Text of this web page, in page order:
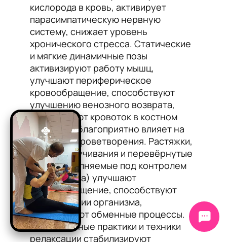
кислорода в кровь, активирует
парасимпатическую нервную
систему, снижает уровень
хронического стресса. Статические
и мягкие динамичные позы
активизируют работу мышц,
улучшают периферическое
кровообращение, способствуют
улучшению венозного возврата,
стимулируют кровоток в костном
мозге, что благоприятно влияет на
процессы кроветворения. Растяжки,
мягкие скручивания и перевёрнутые
позы (выполняемые под контролем
инструктора) улучшают
лимфообращение, способствуют
детоксикации организма,
нормализуют обменные процессы.
Медитативные практики и техники
релаксации стабилизируют